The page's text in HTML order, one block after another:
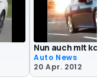
Nun auch mit
Auto News
20 Apr. 2012